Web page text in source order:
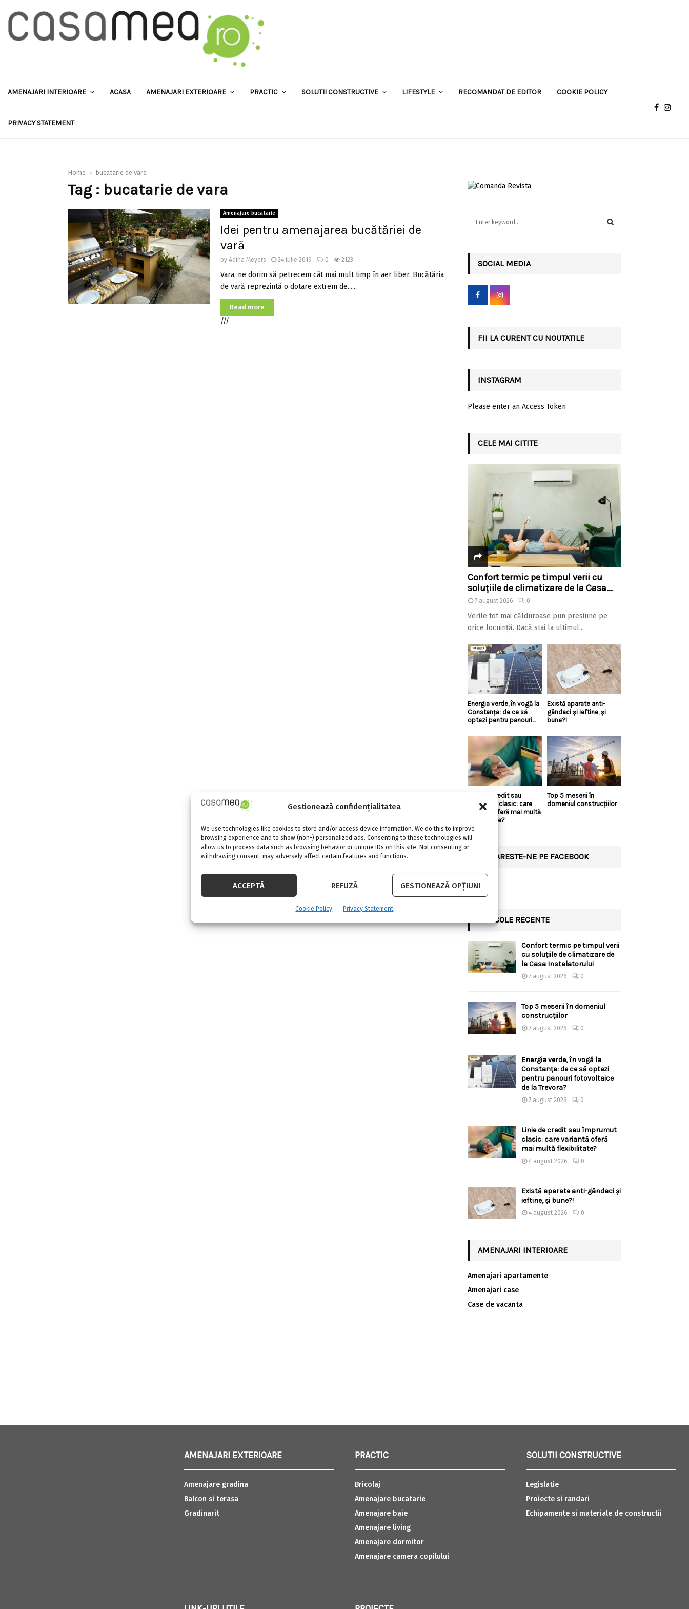
Gestionează confidențialitatea
We use technologies like cookies to store and/or access device information. We do this to improve
browsing experience and to show (non-) personalized ads. Consenting to these technologies will
allow us to process data such as browsing behavior or unique IDs on this site. Not consenting or
withdrawing consent, may adversely affect certain features and functions.
ACCEPTĂ REFUZĂ GESTIONEAZĂ OPȚIUNI
Cookie Policy Privacy Statement
AMENAJARI INTERIOARE ACASA AMENAJARI EXTERIOARE PRACTIC SOLUTII CONSTRUCTIVE LIFESTYLE RECOMANDAT DE EDITOR COOKIE POLICY
PRIVACY STATEMENT
Home bucatarie de vara
Tag : bucatarie de vara
Amenajare bucatarie
Idei pentru amenajarea bucătăriei de
vară
by Adina Meyers 24 iulie 2019 0 2123
Vara, ne dorim să petrecem cât mai mult timp în aer liber. Bucătăria
de vară reprezintă o dotare extrem de......
Read more
///
r
SOCIAL MEDIA
FII LA CURENT CU NOUTATILE
INSTAGRAM
Please enter an Access Token
CELE MAI CITITE
Confort termic pe timpul verii cu
soluțiile de climatizare de la Casa...
7 august 2026 0
Verile tot mai călduroase pun presiune pe
orice locuință. Dacă stai la ultimul...
Energia verde, în vogă la
Constanța: de ce să
optezi pentru panouri...
Există aparate anti-
gândaci și ieftine, și
bune?!
Linie de credit sau
împrumut clasic: care
variantă oferă mai multă
flexibilitate?
Top 5 meserii în
domeniul construcțiilor
URMARESTE-NE PE FACEBOOK
ARTICOLE RECENTE
Confort termic pe timpul verii
cu soluțiile de climatizare de
la Casa Instalatorului
7 august 2026 0
Top 5 meserii în domeniul
construcțiilor
7 august 2026 0
Energia verde, în vogă la
Constanța: de ce să optezi
pentru panouri fotovoltaice
de la Trevora?
7 august 2026 0
Linie de credit sau împrumut
clasic: care variantă oferă
mai multă flexibilitate?
4 august 2026 0
Există aparate anti-gândaci și
ieftine, și bune?!
4 august 2026 0
AMENAJARI INTERIOARE
Amenajari apartamente
Amenajari case
Case de vacanta
AMENAJARI EXTERIOARE
Amenajare gradina
Balcon si terasa
Gradinarit
PRACTIC
Bricolaj
Amenajare bucatarie
Amenajare baie
Amenajare living
Amenajare dormitor
Amenajare camera copilului
SOLUTII CONSTRUCTIVE
Legislatie
Proiecte si randari
Echipamente si materiale de constructii